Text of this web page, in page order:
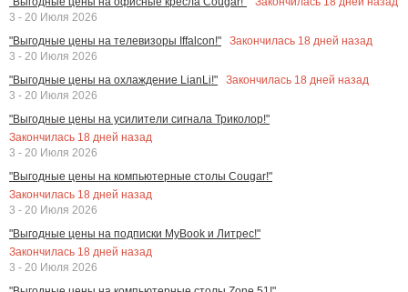
3 - 20 Июля 2026
"Выгодные цены на телевизоры Iffalcon!"
Закончилась 18 дней назад
3 - 20 Июля 2026
"Выгодные цены на охлаждение LianLi!"
Закончилась 18 дней назад
3 - 20 Июля 2026
"Выгодные цены на усилители сигнала Триколор!"
Закончилась 18 дней назад
3 - 20 Июля 2026
"Выгодные цены на компьютерные столы Cougar!"
Закончилась 18 дней назад
3 - 20 Июля 2026
"Выгодные цены на подписки MyBook и Литрес!"
Закончилась 18 дней назад
3 - 20 Июля 2026